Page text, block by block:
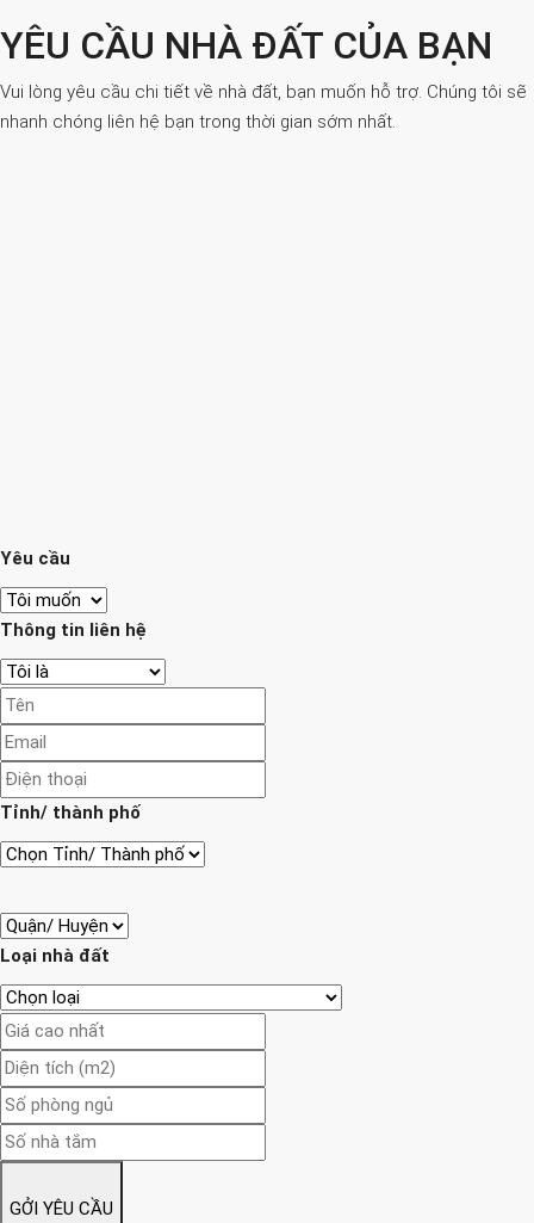
YÊU CẦU NHÀ ĐẤT CỦA BẠN
Vui lòng yêu cầu chi tiết về nhà đất, bạn muốn hỗ trợ. Chúng tôi sẽ
nhanh chóng liên hệ bạn trong thời gian sớm nhất.
Yêu cầu
Thông tin liên hệ
Tỉnh/ thành phố
Loại nhà đất
GỞI YÊU CẦU